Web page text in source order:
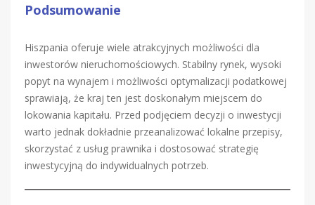
Podsumowanie
Hiszpania oferuje wiele atrakcyjnych możliwości dla
inwestorów nieruchomościowych. Stabilny rynek, wysoki
popyt na wynajem i możliwości optymalizacji podatkowej
sprawiają, że kraj ten jest doskonałym miejscem do
lokowania kapitału. Przed podjęciem decyzji o inwestycji
warto jednak dokładnie przeanalizować lokalne przepisy,
skorzystać z usług prawnika i dostosować strategię
inwestycyjną do indywidualnych potrzeb.